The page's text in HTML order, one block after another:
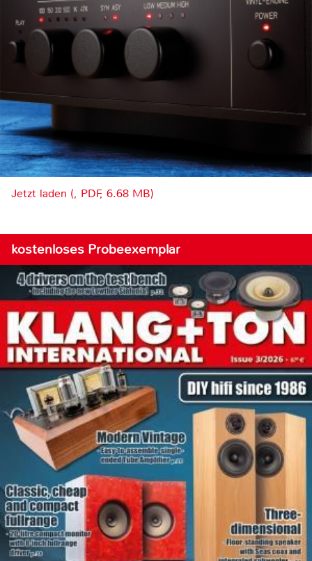
Jetzt laden (, PDF, 6.68 MB)
kostenloses Probeexemplar